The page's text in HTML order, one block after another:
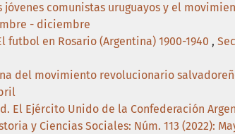
jóvenes comunistas uruguayos y el
- diciembre
en Rosario (Argentina) 1900-1940 ,
del movimiento revolucionario
El Ejército Unido de la Confederación
y Ciencias Sociales: Núm. 113 (2022):